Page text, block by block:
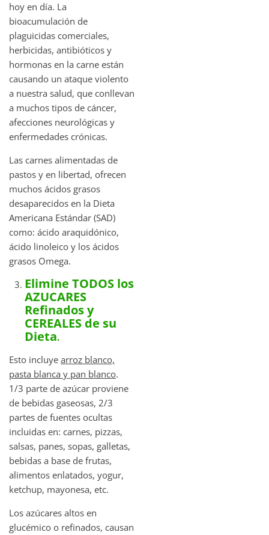
hoy en día. La
bioacumulación de
plaguicidas comerciales,
herbicidas, antibióticos y
hormonas en la carne están
causando un ataque violento
a nuestra salud, que conllevan
a muchos tipos de cáncer,
afecciones neurológicas y
enfermedades crónicas.
Las carnes alimentadas de
pastos y en libertad, ofrecen
muchos ácidos grasos
desaparecidos en la Dieta
Americana Estándar (SAD)
como: ácido araquidónico,
ácido linoleico y los ácidos
grasos Omega.
Elimine TODOS los
AZUCARES
Refinados y
CEREALES de su
Dieta.
Esto incluye arroz blanco,
pasta blanca y pan blanco.
1/3 parte de azúcar proviene
de bebidas gaseosas, 2/3
partes de fuentes ocultas
incluidas en: carnes, pizzas,
salsas, panes, sopas, galletas,
bebidas a base de frutas,
alimentos enlatados, yogur,
ketchup, mayonesa, etc.
Los azúcares altos en
glucémico o refinados, causan